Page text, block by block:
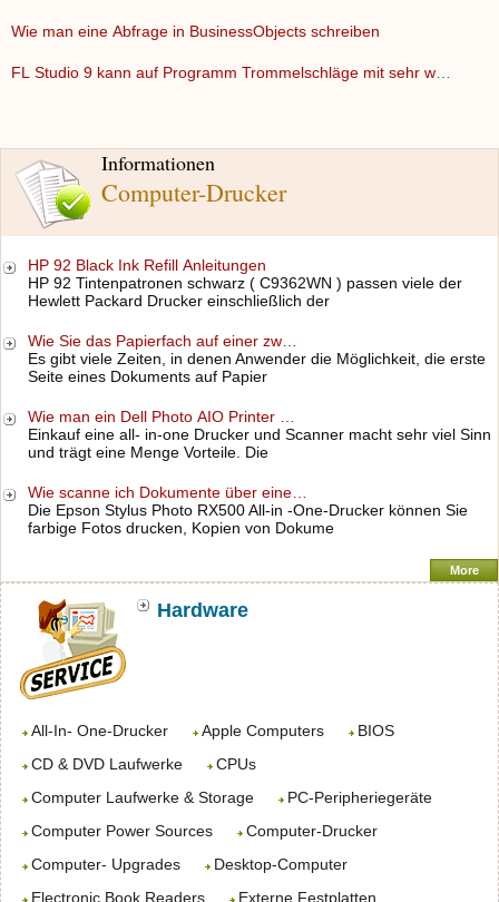
Informationen
Computer-Drucker
HP 92 Black Ink Refill Anleitungen
HP 92 Tintenpatronen schwarz ( C9362WN ) passen viele der
Hewlett Packard Drucker einschließlich der
Wie Sie das Papierfach auf einer zw…
Es gibt viele Zeiten, in denen Anwender die Möglichkeit, die erste
Seite eines Dokuments auf Papier
Wie man ein Dell Photo AIO Printer …
Einkauf eine all- in-one Drucker und Scanner macht sehr viel Sinn
und trägt eine Menge Vorteile. Die
Wie scanne ich Dokumente über eine…
Die Epson Stylus Photo RX500 All-in -One-Drucker können Sie
farbige Fotos drucken, Kopien von Dokume
More
Hardware
All-In- One-Drucker Apple Computers
BIOS
CD & DVD Laufwerke
CPUs
Computer Laufwerke & Storage
PC-Peripheriegeräte
Computer Power Sources
Computer-Drucker
Computer- Upgrades
Desktop-Computer
Electronic Book Readers
Externe Festplatten
Wie man eine Abfrage in BusinessObjects schreiben